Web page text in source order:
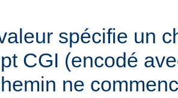
spécifie un
CGI (encodé
ne